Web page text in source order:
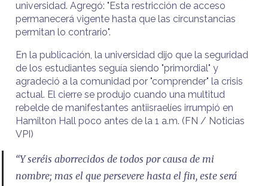
universidad. Agregó: "Esta restricción de acceso
permanecerá vigente hasta que las circunstancias
permitan lo contrario".
En la publicación, la universidad dijo que la seguridad
de los estudiantes seguía siendo "primordial" y
agradeció a la comunidad por "comprender" la crisis
actual. El cierre se produjo cuando una multitud
rebelde de manifestantes antiisraelíes irrumpió en
Hamilton Hall poco antes de la 1 a.m. (FN / Noticias
VPI)
“Y seréis aborrecidos de todos por causa de mi
nombre; mas el que persevere hasta el fin, este será